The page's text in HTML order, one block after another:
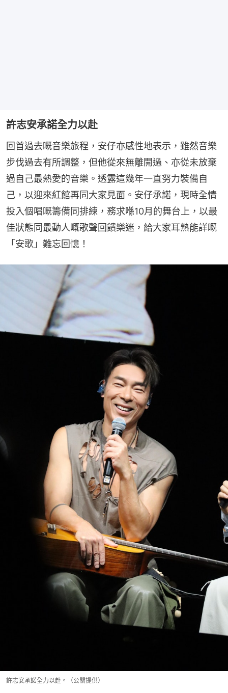
許志安承諾全力以赴
回首過去嘅音樂旅程，安仔亦感性地表示，雖然音樂
步伐過去有所調整，但他從來無離開過、亦從未放棄
過自己最熱愛的音樂。透露這幾年一直努力裝備自
己，以迎來紅館再同大家見面。安仔承諾，現時全情
投入個唱嘅籌備同排練，務求喺10月的舞台上，以最
佳狀態同最動人嘅歌聲回饋樂迷，給大家耳熟能詳嘅
「安歌」難忘回憶！
許志安承諾全力以赴。（公關提供）